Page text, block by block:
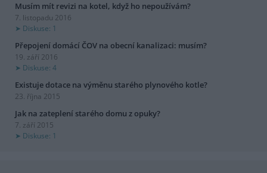
Musím mít revizi na kotel, když ho nepoužívám?
7. listopadu 2016
Diskuse: 1
Přepojení domácí ČOV na obecní kanalizaci: musím?
19. září 2016
Diskuse: 4
Existuje dotace na výměnu starého plynového kotle?
23. října 2015
Jak na zateplení starého domu z opuky?
7. září 2015
Diskuse: 1